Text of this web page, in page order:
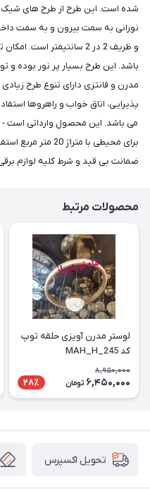
شده است. این طرح از طرح های
نورانی به سمت بیرون و به سمت
و ظریف 2 در 2 سانتیمتر
مدرن و فانتزی دارای تنوع طرح
می باشد. این محصول وارداتی است
ضمانت بی قید و شرط کلیه لوازم
محصولات مرتبط
لوستر مدرن آویزی حلقه توپ
کد MAH_H_245
8,950,000
6,450,000 تومان 28٪
تحویل اکسپرس